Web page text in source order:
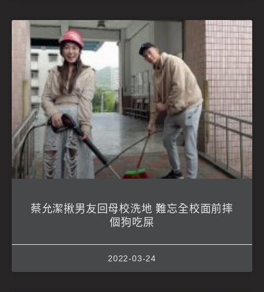
蔡允潔揪男友回母校洗地 難忘全校面前摔
個狗吃屎
2022-03-24